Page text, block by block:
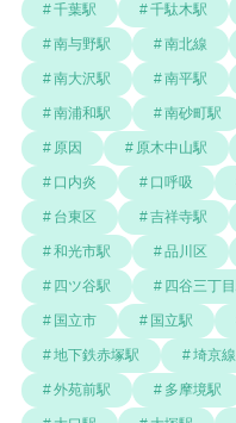
千葉駅 千駄木駅
南与野駅 南北線
南大沢駅 南平駅
南浦和駅 南砂町駅
原因 原木中山駅
口内炎 口呼吸
台東区 吉祥寺駅
和光市駅 品川区
四ツ谷駅 四谷三丁
国立市 国立駅
地下鉄赤塚駅 埼京線
外苑前駅 多摩境駅